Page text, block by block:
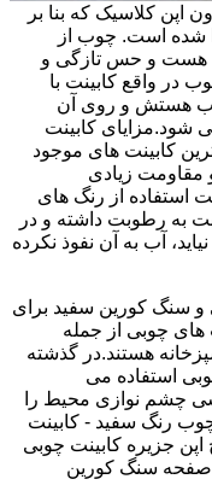
اپن کلاسیک که بنا بر
شده است. چوب از
هست و حس تازگی و
در واقع کابینت با
هستش و روی آن
کابینت
کابینت های موجود
مقاومت زیادی
استفاده از رنگ های
به رطوبت داشته و در
آب به آن نفوذ نکرده
سنگ کورین سفید برای
چوبی از جمله
هستند.در گذشته
استفاده می
چشم نوازی محیط را
رنگ سفید - کابینت
جزیره کابینت چوبی
صفحه سنگ کورین